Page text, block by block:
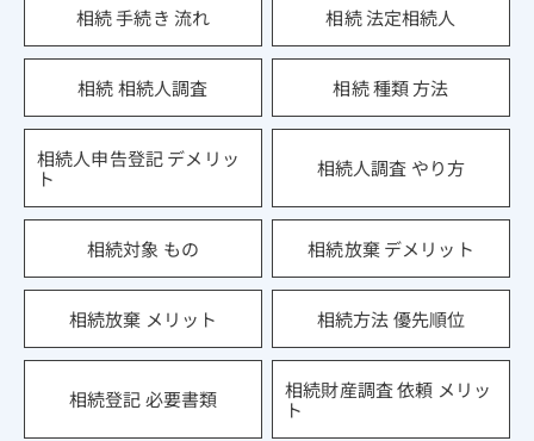
相続 手続き 流れ 相続 法定相続人
相続 相続人調査 相続 種類 方法
相続人申告登記 デメリッ
ト
相続人調査 やり方
相続対象 もの 相続放棄 デメリット
相続放棄 メリット 相続方法 優先順位
相続登記 必要書類
相続財産調査 依頼 メリッ
ト